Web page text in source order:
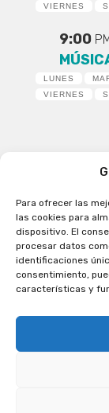
Para ofrecer las
las cookies para
dispositivo. El
procesar datos
identificaciones
consentimiento,
características y
VIERNES
9:00
LUNES
VIERNES
Patagual
reservados
la Radio de
Cobertura
Escríbenos